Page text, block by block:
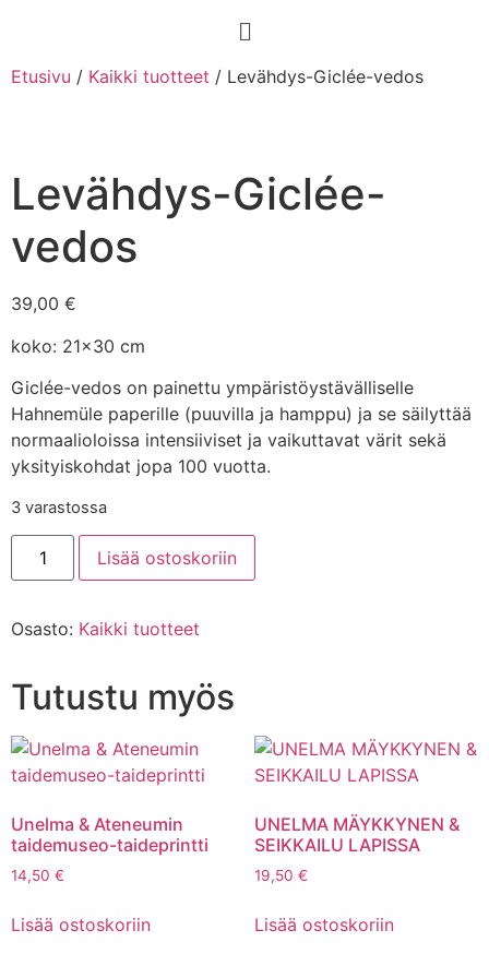
Etusivu / Kaikki tuotteet / Levähdys-Giclée-vedos
Levähdys-Giclée-
vedos
39,00 €
koko: 21×30 cm
Giclée-vedos on painettu ympäristöystävälliselle
Hahnemüle paperille (puuvilla ja hamppu) ja se säilyttää
normaalioloissa intensiiviset ja vaikuttavat värit sekä
yksityiskohdat jopa 100 vuotta.
3 varastossa
Lisää ostoskoriin
Osasto: Kaikki tuotteet
Tutustu myös
Unelma & Ateneumin
taidemuseo-taideprintti
14,50 €
Lisää ostoskoriin
UNELMA MÄYKKYNEN &
SEIKKAILU LAPISSA
19,50 €
Lisää ostoskoriin